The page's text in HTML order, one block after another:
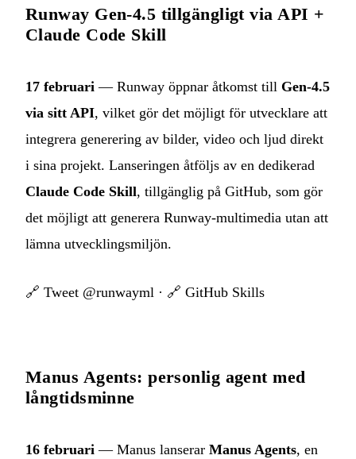
Runway Gen-4.5 tillgängligt via API +
Claude Code Skill
17 februari — Runway öppnar åtkomst till Gen-4.5
via sitt API, vilket gör det möjligt för utvecklare att
integrera generering av bilder, video och ljud direkt
i sina projekt. Lanseringen åtföljs av en dedikerad
Claude Code Skill, tillgänglig på GitHub, som gör
det möjligt att generera Runway-multimedia utan att
lämna utvecklingsmiljön.
🔗 Tweet @runwayml · 🔗 GitHub Skills
Manus Agents: personlig agent med
långtidsminne
16 februari — Manus lanserar Manus Agents, en